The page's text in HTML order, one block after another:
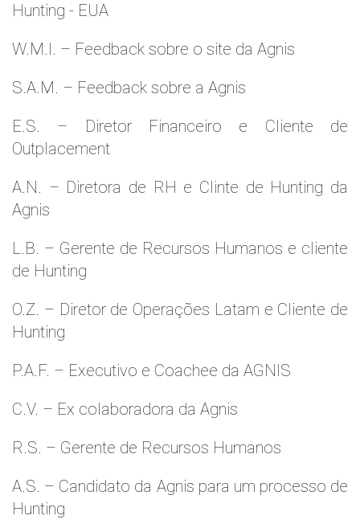
Hunting - EUA
W.M.l. – Feedback sobre o site da Agnis
S.A.M. – Feedback sobre a Agnis
E.S. – Diretor Financeiro e Cliente de
Outplacement
A.N. – Diretora de RH e Clinte de Hunting da
Agnis
L.B. – Gerente de Recursos Humanos e cliente
de Hunting
O.Z. – Diretor de Operações Latam e Cliente de
Hunting
P.A.F. – Executivo e Coachee da AGNIS
C.V. – Ex colaboradora da Agnis
R.S. – Gerente de Recursos Humanos
A.S. – Candidato da Agnis para um processo de
Hunting